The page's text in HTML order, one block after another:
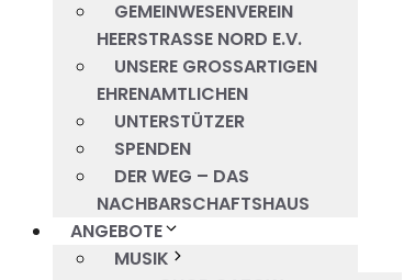
GEMEINWESENVEREIN
HEERSTRASSE NORD E.V.
UNSERE GROSSARTIGEN E
HRENAMTLICHEN
UNTERSTÜTZER
SPENDEN
DER WEG – DAS
NACHBARSCHAFTSHAUS
ANGEBOTE
MUSIK